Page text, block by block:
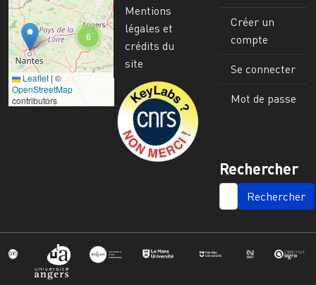
6
Leaflet | ©
OpenStreetMap
contributors
Mentions
légales et
crédits du
site
Image
Créer un
compte
Se connecter
Mot de passe
Rechercher
SEARCH